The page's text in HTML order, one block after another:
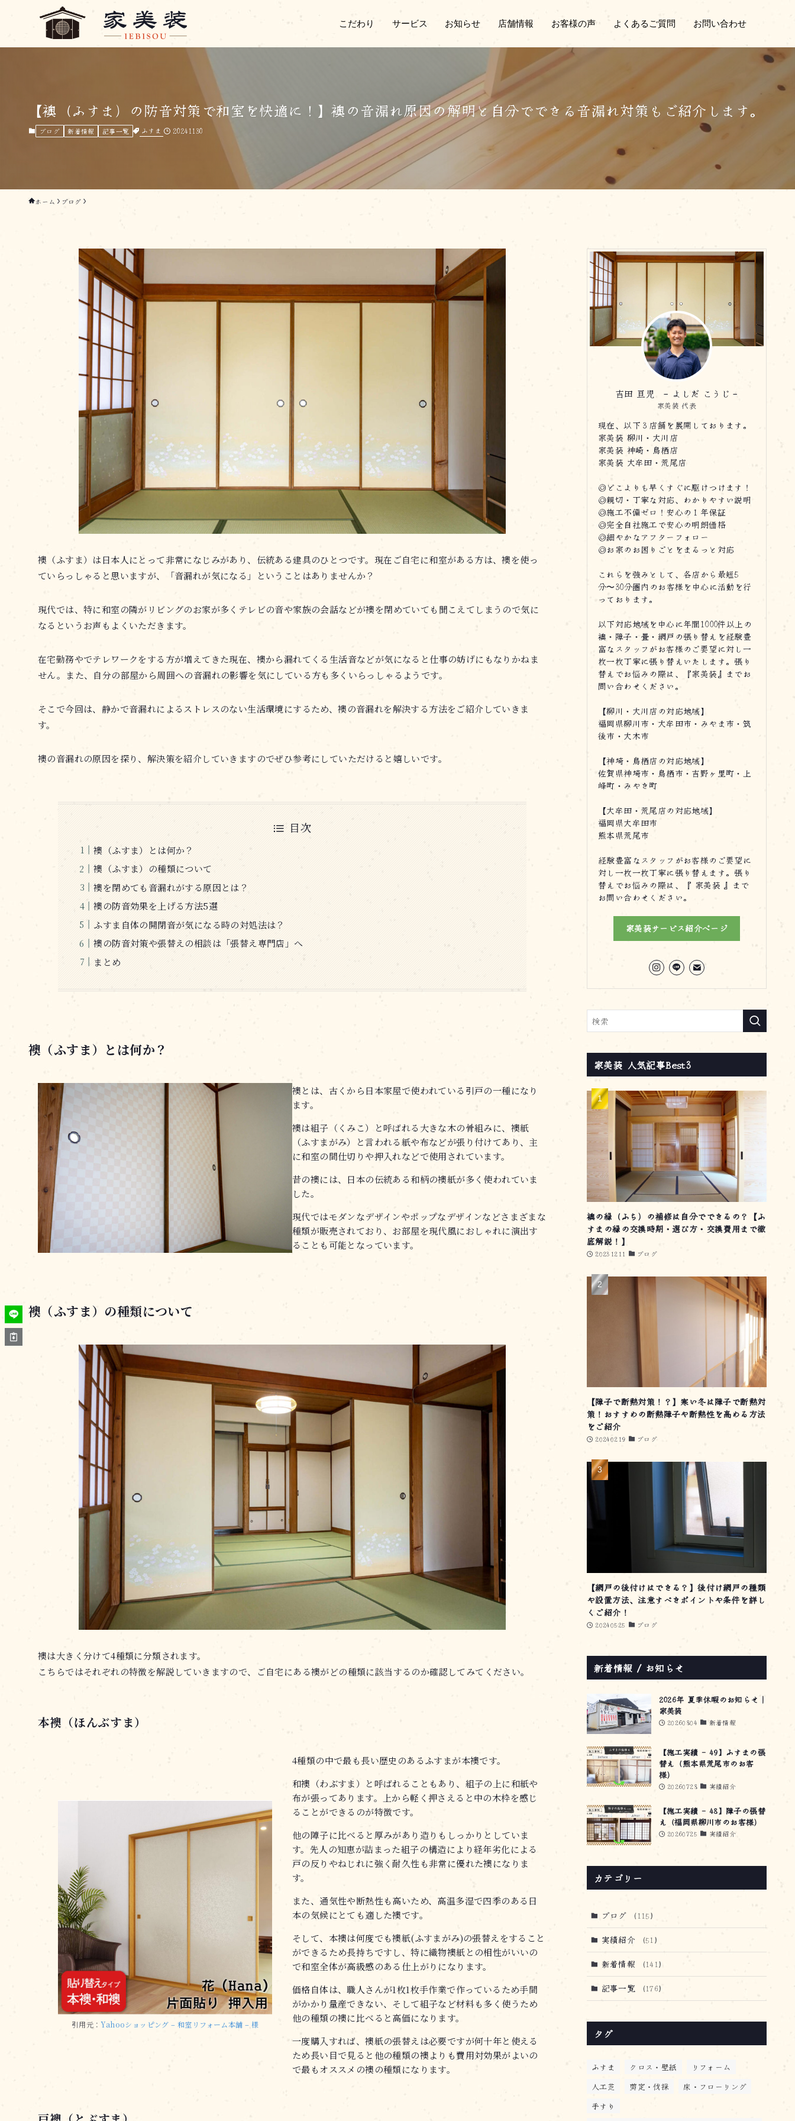
こだわり サービス お知らせ 店舗情報 お客様の声 よくあるご質問 お問い合わせ
【襖（ふすま）の防音対策で和室を快適に！】襖の音漏れ原因の解明と自分でできる音漏れ対策もご紹介します。
ブログ 新着情報 記事一覧 ふすま 20241130
ホーム ブログ
襖（ふすま）は日本人にとって非常になじみがあり、伝統ある建具のひとつです。現在ご自宅に和室がある方は、襖を使っ
ていらっしゃると思いますが、「音漏れが気になる」ということはありませんか？
現代では、特に和室の隣がリビングのお家が多くテレビの音や家族の会話などが襖を閉めていても聞こえてしまうので気に
なるというお声もよくいただきます。
在宅勤務やでテレワークをする方が増えてきた現在、襖から漏れてくる生活音などが気になると仕事の妨げにもなりかねま
せん。また、自分の部屋から周囲への音漏れの影響を気にしている方も多くいらっしゃるようです。
そこで今回は、静かで音漏れによるストレスのない生活環境にするため、襖の音漏れを解決する方法をご紹介していきま
す。
襖の音漏れの原因を探り、解決策を紹介していきますのでぜひ参考にしていただけると嬉しいです。
目次
襖（ふすま）とは何か？
襖（ふすま）の種類について
襖を閉めても音漏れがする原因とは？
襖の防音効果を上げる方法5選
ふすま自体の開閉音が気になる時の対処法は？
襖の防音対策や張替えの相談は「張替え専門店」へ
まとめ
襖（ふすま）とは何か？
襖とは、古くから日本家屋で使われている引戸の一種になり
ます。
襖は組子（くみこ）と呼ばれる大きな木の骨組みに、襖紙
（ふすまがみ）と言われる紙や布などが張り付けてあり、主
に和室の間仕切りや押入れなどで使用されています。
昔の襖には、日本の伝統ある和柄の襖紙が多く使われていま
した。
現代ではモダンなデザインやポップなデザインなどさまざまな
種類が販売されており、お部屋を現代風におしゃれに演出す
ることも可能となっています。
襖（ふすま）の種類について
襖は大きく分けて4種類に分類されます。
こちらではそれぞれの特徴を解説していきますので、ご自宅にある襖がどの種類に該当するのか確認してみてください。
本襖（ほんぶすま）
引用元：Yahooショッピング – 和室リフォーム本舗 – 様
4種類の中で最も長い歴史のあるふすまが本襖です。
和襖（わぶすま）と呼ばれることもあり、組子の上に和紙や
布が張ってあります。上から軽く押さえると中の木枠を感じ
ることができるのが特徴です。
他の障子に比べると厚みがあり造りもしっかりとしていま
す。先人の知恵が詰まった組子の構造により経年劣化による
戸の反りやねじれに強く耐久性も非常に優れた襖になりま
す。
また、通気性や断熱性も高いため、高温多湿で四季のある日
本の気候にとても適した襖です。
そして、本襖は何度でも襖紙(ふすまがみ)の張替えをすること
ができるため長持ちですし、特に織物襖紙との相性がいいの
で和室全体が高級感のある仕上がりになります。
価格自体は、職人さんが1枚1枚手作業で作っているため手間
がかかり量産できない、そして組子など材料も多く使うため
他の種類の襖に比べると高価になります。
一度購入すれば、襖紙の張替えは必要ですが何十年と使える
ため長い目で見ると他の種類の襖よりも費用対効果がよいの
で最もオススメの襖の種類になります。
吉田 亘児 - よしだ こうじ -
家美装 代表
現在、以下３店舗を展開しております。
家美装 柳川・大川店
家美装 神崎・鳥栖店
家美装 大牟田・荒尾店
◎どこよりも早くすぐに駆けつけます！
◎親切・丁寧な対応、わかりやすい説明
◎施工不備ゼロ！安心の１年保証
◎完全自社施工で安心の明朗価格
◎細やかなアフターフォロー
◎お家のお困りごとをまるっと対応
これらを強みとして、各店から最短5
分〜30分圏内のお客様を中心に活動を行
っております。
以下対応地域を中心に年間1000件以上の
襖・障子・畳・網戸の張り替えを経験豊
富なスタッフがお客様のご要望に対し一
枚一枚丁寧に張り替えいたします。張り
替えでお悩みの際は、『家美装』までお
問い合わせください。
【柳川・大川店の対応地域】
福岡県柳川市・大牟田市・みやま市・筑
後市・大木市
【神埼・鳥栖店の対応地域】
佐賀県神埼市・鳥栖市・吉野ヶ里町・上
峰町・みやき町
【大牟田・荒尾店の対応地域】
福岡県大牟田市
熊本県荒尾市
経験豊富なスタッフがお客様のご要望に
対し一枚一枚丁寧に張り替えます。張り
替えでお悩みの際は、『 家美装 』まで
お問い合わせください。
家美装サービス紹介ページ
家美装 人気記事Best3
襖の縁（ふち）の補修は自分でできるの？【ふ
すまの縁の交換時期・選び方・交換費用まで徹
底解説！】
20231211 ブログ
【障子で断熱対策！？】寒い冬は障子で断熱対
策！おすすめの断熱障子や断熱性を高める方法
をご紹介
20240219 ブログ
【網戸の後付けはできる？】後付け網戸の種類
や設置方法、注意すべきポイントや条件を詳し
くご紹介！
20240525 ブログ
新着情報 / お知らせ
2026年 夏季休暇のお知らせ｜
家美装
20260804 新着情報
【施工実績 – 49】ふすまの張
替え（熊本県荒尾市のお客
様）
20260728 実績紹介
【施工実績 – 48】障子の張替
え（福岡県柳川市のお客様）
20260725 実績紹介
カテゴリー
ブログ (115)
実績紹介 (51)
新着情報 (141)
記事一覧 (176)
タグ
ふすま クロス・壁紙
リフォーム
人工芝
剪定・伐採
床・フローリング
手すり